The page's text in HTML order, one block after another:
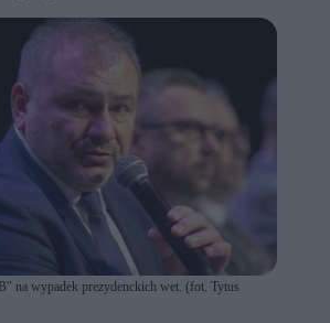
na wypadek prezydenckich wet. (fot. Tytus